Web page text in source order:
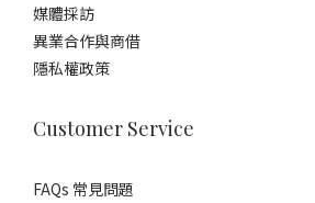
媒體採訪
異業合作與商借
隱私權政策
Customer Service
FAQs 常見問題